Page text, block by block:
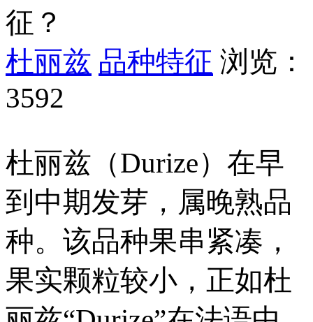
征？
杜丽兹 品种特征 浏览：
3592
杜丽兹（Durize）在早
到中期发芽，属晚熟品
种。该品种果串紧凑，
果实颗粒较小，正如杜